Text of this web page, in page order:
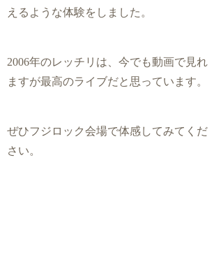
えるような体験をしました。
2006年のレッチリは、今でも動画で見れ
ますが最高のライブだと思っています。
ぜひフジロック会場で体感してみてくだ
さい。